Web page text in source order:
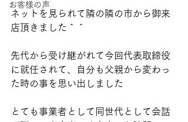
お客様の声
ネットを見られて隣の隣の市から御来
店頂きました＾＾
先代から受け継がれて今回代表取締役
に就任されて、自分も父親から変わっ
た時の事を思い出しました
とても事業者として同世代として会話